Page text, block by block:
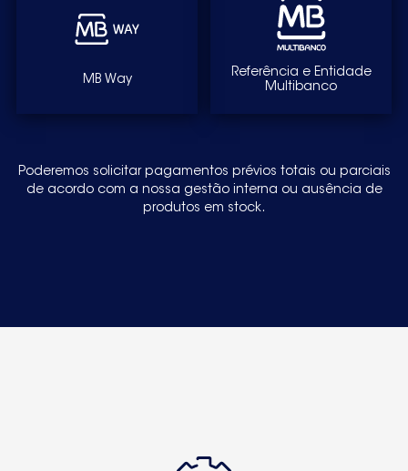
MB Way
Referência e Entidade
Multibanco
Poderemos solicitar pagamentos prévios totais ou parciais
de acordo com a nossa gestão interna ou ausência de
produtos em stock.